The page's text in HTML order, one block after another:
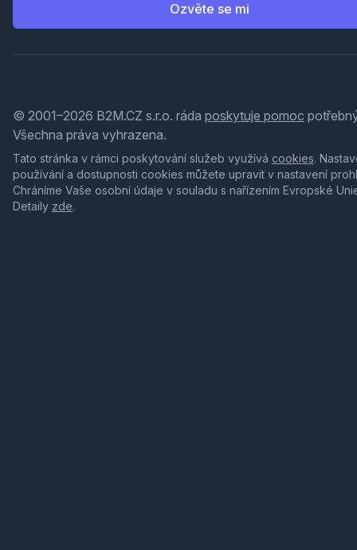
Ozvěte se mi
© 2001–2026 B2M.CZ s.r.o. ráda poskytuje pomoc
Všechna práva vyhrazena.
Tato stránka v rámci poskytování služeb využívá cookies.
používání a dostupnosti cookies můžete upravit v nastavení
Chráníme Vaše osobní údaje v souladu s nařízením Evropské
Detaily zde.